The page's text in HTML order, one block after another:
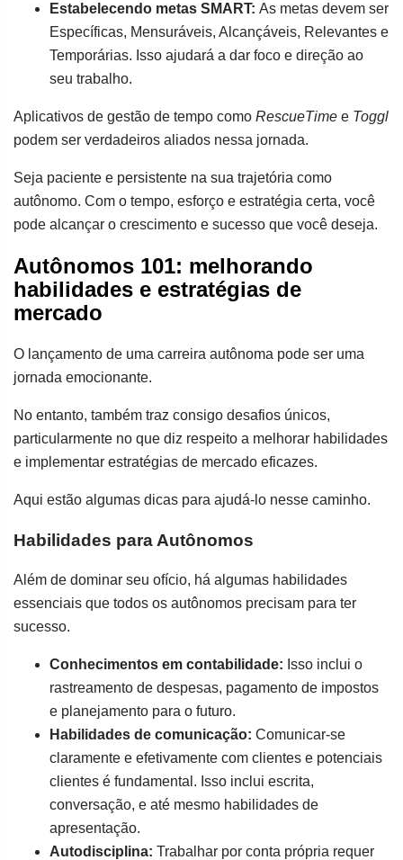
Estabelecendo metas SMART: As metas devem ser
Específicas, Mensuráveis, Alcançáveis, Relevantes e
Temporárias. Isso ajudará a dar foco e direção ao
seu trabalho.
Aplicativos de gestão de tempo como RescueTime e Toggl
podem ser verdadeiros aliados nessa jornada.
Seja paciente e persistente na sua trajetória como
autônomo. Com o tempo, esforço e estratégia certa, você
pode alcançar o crescimento e sucesso que você deseja.
Autônomos 101: melhorando
habilidades e estratégias de
mercado
O lançamento de uma carreira autônoma pode ser uma
jornada emocionante.
No entanto, também traz consigo desafios únicos,
particularmente no que diz respeito a melhorar habilidades
e implementar estratégias de mercado eficazes.
Aqui estão algumas dicas para ajudá-lo nesse caminho.
Habilidades para Autônomos
Além de dominar seu ofício, há algumas habilidades
essenciais que todos os autônomos precisam para ter
sucesso.
Conhecimentos em contabilidade: Isso inclui o
rastreamento de despesas, pagamento de impostos
e planejamento para o futuro.
Habilidades de comunicação: Comunicar-se
claramente e efetivamente com clientes e potenciais
clientes é fundamental. Isso inclui escrita,
conversação, e até mesmo habilidades de
apresentação.
Autodisciplina: Trabalhar por conta própria requer